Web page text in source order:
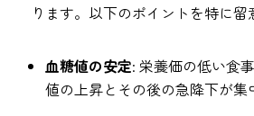
ります。以下のポイントを特に留
血糖値の安定: 栄養価の低い食
値の上昇とその後の急降下が集